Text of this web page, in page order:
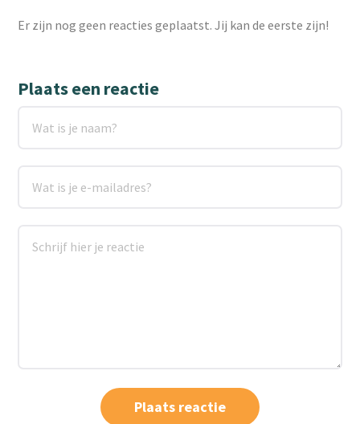
Er zijn nog geen reacties geplaatst. Jij kan de eerste zijn!
Plaats een reactie